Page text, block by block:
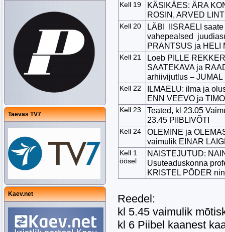
Taevas TV7
Kaev.net
Kell 19
KÄSIKÄES: ÄRA
ROSIN, ARVED
Kell 20
LÄBI IISRAELI
vahepealsed
PRANTSUS ja HELI
Kell 21
Loeb PILLE
SAATEKAVA ja
arhiivijutlus –
Kell 22
ILMAELU: ilma ja
ENN VEEVO ja
Kell 23
Teated, kl 23.05
23.45 PIIBLIVÕTI
Kell 24
OLEMINE ja
vaimulik EINAR
Kell 1
öösel
NAISTEJUTUD:
Usuteaduskonna
KRISTEL PÕDER
Reedel:
kl 5.45 vaimulik
kl 6 Piibel kaanest